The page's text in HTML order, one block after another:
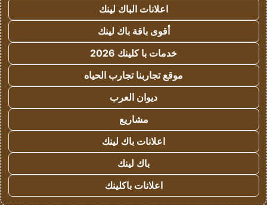
اعلانات الباك لينك
أقوى باقة باك لينك
خدمات با كلينك 2026
موقع تجاربنا تجارب الحياه
ديوان العرب
مشاريع
اعلانات باك لينك
باك لينك
اعلانات باكلينك